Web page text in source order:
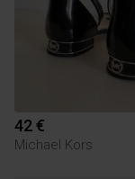
42 €
Michael Kors